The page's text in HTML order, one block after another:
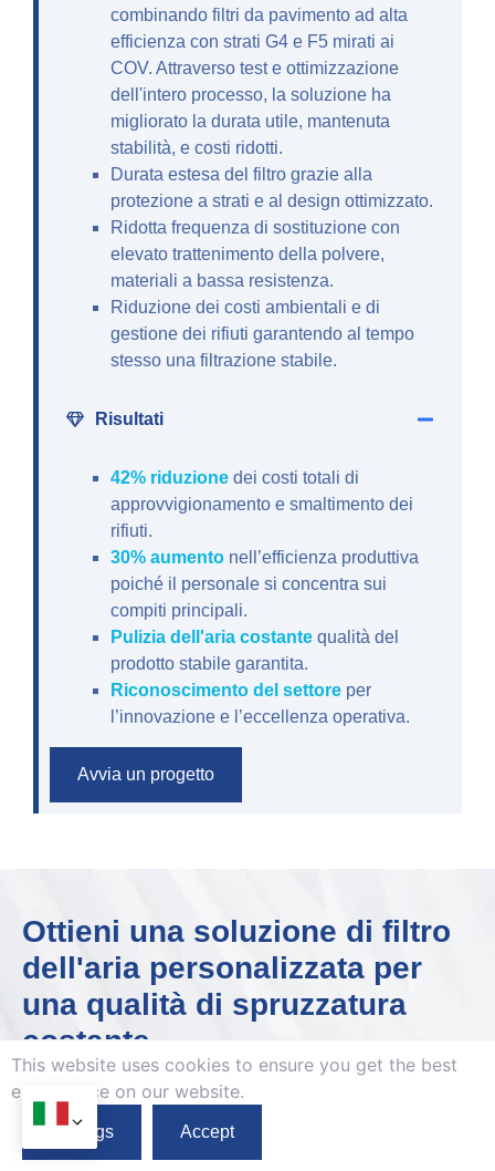
combinando filtri da pavimento ad alta
efficienza con strati G4 e F5 mirati ai
COV. Attraverso test e ottimizzazione
dell'intero processo, la soluzione ha
migliorato la durata utile, mantenuta
stabilità, e costi ridotti.
Durata estesa del filtro grazie alla
protezione a strati e al design ottimizzato.
Ridotta frequenza di sostituzione con
elevato trattenimento della polvere,
materiali a bassa resistenza.
Riduzione dei costi ambientali e di
gestione dei rifiuti garantendo al tempo
stesso una filtrazione stabile.
Risultati
42% riduzione dei costi totali di
approvvigionamento e smaltimento dei
rifiuti.
30% aumento nell’efficienza produttiva
poiché il personale si concentra sui
compiti principali.
Pulizia dell'aria costante qualità del
prodotto stabile garantita.
Riconoscimento del settore per
l’innovazione e l’eccellenza operativa.
Avvia un progetto
Ottieni una soluzione di filtro
dell'aria personalizzata per
una qualità di spruzzatura
costante
Sia che tu abbia bisogno di filtrazione di livello
industriale o soluzioni di retrofit rapido, Forniamo
filtri ingegnerizzati di precisione per ottimizzare le
tue operazioni.
This website uses cookies to ensure you get the best
exprerience on our website.